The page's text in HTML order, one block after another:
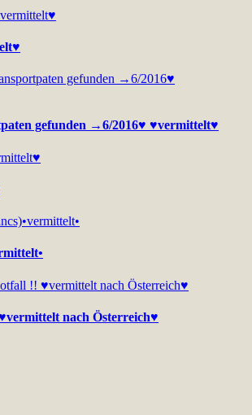
gefunden →6/2016♥ ♥vermittelt♥
nach Österreich♥